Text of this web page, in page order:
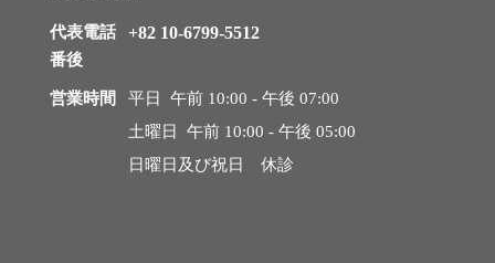
手術レビュー
Vlog動画
代表電話
番後
+82 10-6799-5512
営業時間
平日 午前 10:00 - 午後 07:00
土曜日 午前 10:00 - 午後 05:00
日曜日及び祝日 休診